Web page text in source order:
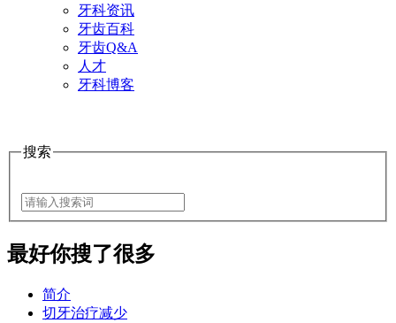
牙科资讯
牙齿百科
牙齿Q&A
人才
牙科博客
搜索
最好你搜了很多
简介
切牙治疗减少